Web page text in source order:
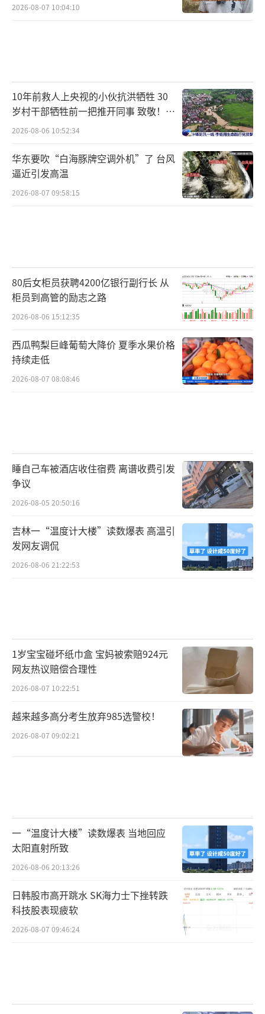
2026-08-07 10:04:10
10年前救人上央视的小伙抗洪牺牲 30
岁村干部牺牲前一把推开同事 致敬！送
别！
2026-08-06 10:52:34
华东要吹“白海豚牌空调外机”了 台风
逼近引发高温
2026-08-07 09:58:15
80后女柜员获聘4200亿银行副行长 从
柜员到高管的励志之路
2026-08-06 15:12:35
西瓜鸭梨巨峰葡萄大降价 夏季水果价格
持续走低
2026-08-07 08:08:46
睡自己车被酒店收住宿费 离谱收费引发
争议
2026-08-05 20:50:16
吉林一“温度计大楼”读数爆表 高温引
发网友调侃
2026-08-06 21:22:53
1岁宝宝碰坏纸巾盒 宝妈被索赔924元
网友热议赔偿合理性
2026-08-07 10:22:51
越来越多高分考生放弃985选警校！
2026-08-07 09:02:21
一“温度计大楼”读数爆表 当地回应
太阳直射所致
2026-08-06 20:13:26
日韩股市高开跳水 SK海力士下挫转跌
科技股表现疲软
2026-08-07 09:46:24